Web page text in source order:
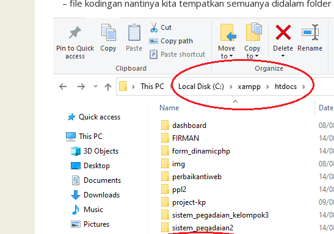
– file kodingan nantinya kita tempatkan semuanya didalam folder